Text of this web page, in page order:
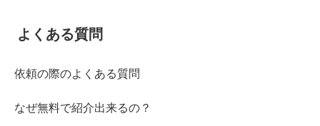
よくある質問
依頼の際のよくある質問
なぜ無料で紹介出来るの？